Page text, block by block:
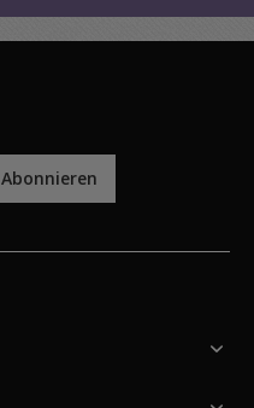
Abonnieren